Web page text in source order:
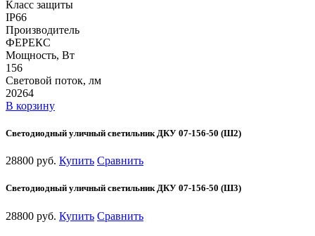
Класс защиты
IP66
Производитель
ФЕРЕКС
Мощность, Вт
156
Световой поток, лм
20264
В корзину
Светодиодный уличный светильник ДКУ 07-156-50 (Ш2)
28800 руб. Купить Сравнить
Светодиодный уличный светильник ДКУ 07-156-50 (Ш3)
28800 руб. Купить Сравнить